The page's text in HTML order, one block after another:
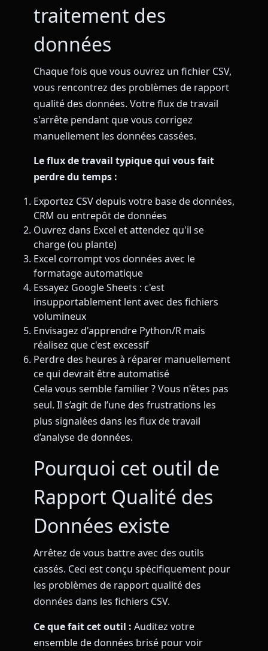
traitement des
données
Chaque fois que vous ouvrez un fichier CSV,
vous rencontrez des problèmes de rapport
qualité des données. Votre flux de travail
s'arrête pendant que vous corrigez
manuellement les données cassées.
Le flux de travail typique qui vous fait
perdre du temps :
Exportez CSV depuis votre base de données,
CRM ou entrepôt de données
Ouvrez dans Excel et attendez qu'il se
charge (ou plante)
Excel corrompt vos données avec le
formatage automatique
Essayez Google Sheets : c'est
insupportablement lent avec des fichiers
volumineux
Envisagez d'apprendre Python/R mais
réalisez que c'est excessif
Perdre des heures à réparer manuellement
ce qui devrait être automatisé
Cela vous semble familier ? Vous n'êtes pas
seul. Il s’agit de l’une des frustrations les
plus signalées dans les flux de travail
d’analyse de données.
Pourquoi cet outil de
Rapport Qualité des
Données existe
Arrêtez de vous battre avec des outils
cassés. Ceci est conçu spécifiquement pour
les problèmes de rapport qualité des
données dans les fichiers CSV.
Ce que fait cet outil : Auditez votre
ensemble de données brisé pour voir